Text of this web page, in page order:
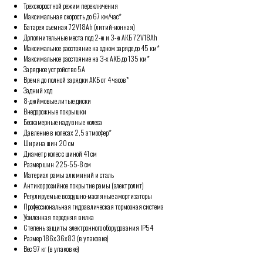
Трехскоростной режим переключения
Максимальная скорость до 67 км/час*
Батарея съемная 72V18Ah (литий-ионная)
Дополнительные места под 2-ю и 3-ю АКБ 72V18Ah
Максимальное расстояние на одном заряде до 45 км*
Максимальное расстояние на 3-х АКБ до 135 км*
Зарядное устройство 5A
Время до полной зарядки АКБ от 4 часов*
Задний ход
8-дюймовые литые диски
Внедорожные покрышки
Бескамерные надувные колеса
Давление в колесах 2,5 атмосфер*
Ширина шин 20 см
Диаметр колес с шиной 41 см
Размер шин 225-55-8 см
Материал рамы алюминий и сталь
Антикоррозийное покрытие рамы (электролит)
Регулируемые воздушно-масляные амортизаторы
Профессиональная гидравлическая тормозная система
Усиленная передняя вилка
Степень защиты электронного оборудования IP54
Размер 186х36х83 (в упаковке)
Вес 97 кг (в упаковке)